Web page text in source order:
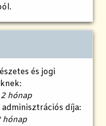
és jogi
hónap
díja:
hónap